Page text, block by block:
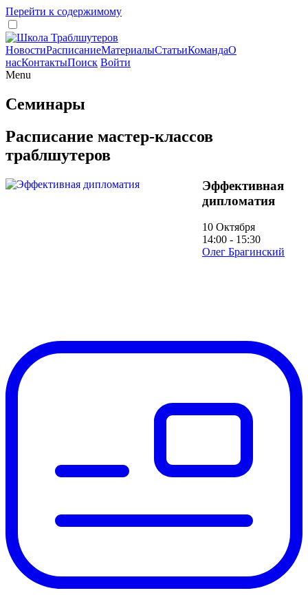
Перейти к содержимому
НовостиРасписаниеМатериалыСтатьиКомандаО
насКонтактыПоиск Войти
Menu
Семинары
Расписание мастер-классов
траблшутеров
Эффективная
дипломатия
10 Октября
14:00 - 15:30
Олег Брагинский